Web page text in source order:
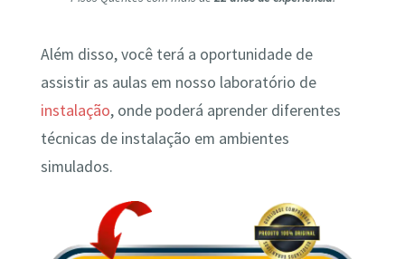
Além disso, você terá a oportunidade de
assistir as aulas em nosso laboratório de
instalação, onde poderá aprender diferentes
técnicas de instalação em ambientes
simulados.